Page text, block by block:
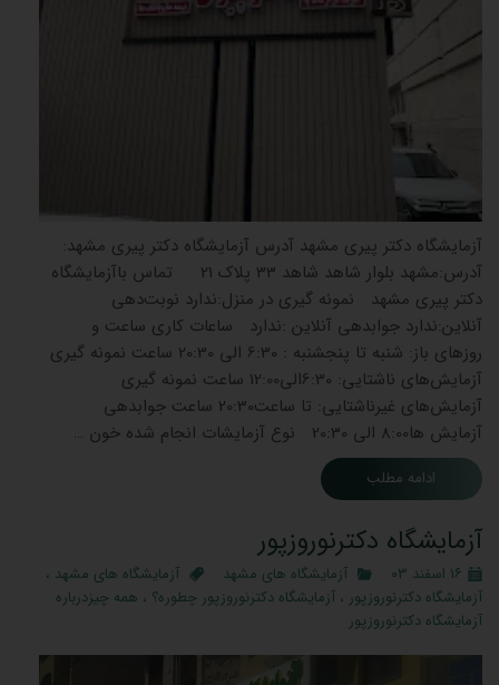
آزمایشگاه دکتر پیری مشهد آدرس آزمایشگاه دکتر پیری مشهد:
آدرس:مشهد بلوار شاهد شاهد 33 پلاک 21 تماس باآزمایشگاه
دکتر پیری مشهد نمونه گیری در منزل:ندارد نوبت‌دهی
آنلاین:ندارد جوابدهی آنلاین :ندارد ساعات کاری ساعت و
روزهای باز: شنبه تا پنجشنبه : 6:30 الی 20:30 ساعت نمونه گیری
آزمایش‌های ناشتایی: 6:30الی12:00 ساعت نمونه گیری
آزمایش‌های غیرناشتایی: تا ساعت20:30 ساعت جوابدهی
آزمایش ‌ها8:00 الی 20:30 نوع آزمایشات انجام شده خون …
ادامه مطلب
آزمایشگاه دکترنوروزپور
۱۶ اسفند ۰۳ آزمایشگاه های مشهد آزمایشگاه های مشهد ،
آزمایشگاه دکترنوروزپور ، آزمایشگاه دکترنوروزپور چطوره؟ ، همه چیزدرباره
آزمایشگاه دکترنوروزپور